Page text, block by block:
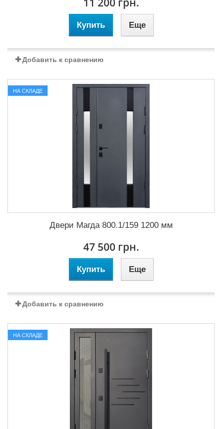
Купить Еще
Добавить к сравнению
НА СКЛАДЕ
Двери Магда 800.1/159 1200 мм
47 500 грн.
Купить Еще
Добавить к сравнению
НА СКЛАДЕ